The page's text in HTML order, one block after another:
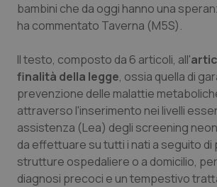
Sardegna
Sicilia
Toscana
Umbria
Valle D’Aosta
Malattia di Crohn &
Neuroscienze & patologie
Obesità
Oftalmologia
Oncodermatologia
bambini che da oggi hanno una
ha commentato Taverna (M5S).
Il testo, composto da 6 articoli, all'
finalità della legge, ossia quella di
prevenzione delle malattie
attraverso l'inserimento nei livelli
assistenza (Lea) degli screening
da effettuare su tutti i nati a seguito
strutture ospedaliere o a domicilio,
diagnosi precoci e un tempestivo